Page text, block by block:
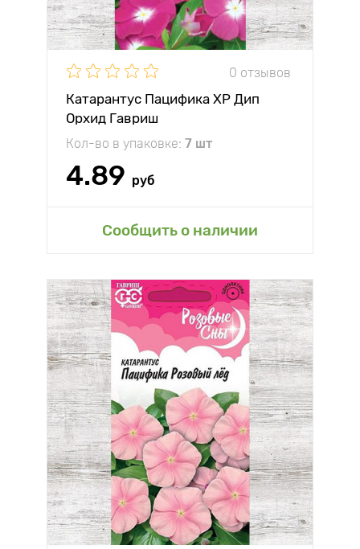
0 отзывов
Катарантус Пацифика XP Дип
Орхид Гавриш
Кол-во в упаковке: 7 шт
4.89 руб
Сообщить о наличии